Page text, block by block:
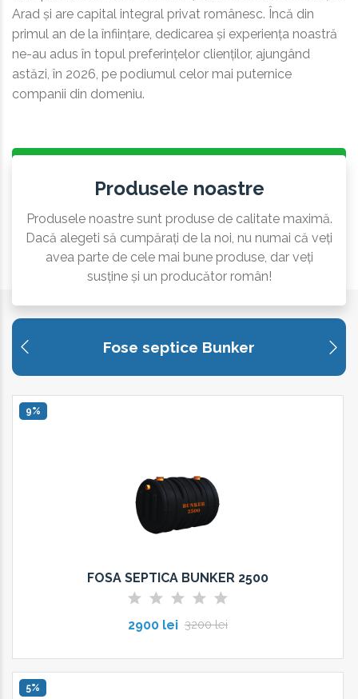
Arad și are capital integral privat românesc. Încă din
primul an de la înființare, dedicarea și experiența noastră
ne-au adus în topul preferințelor clienților, ajungând
astăzi, în 2026, pe podiumul celor mai puternice
companii din domeniu.
Produsele noastre
Produsele noastre sunt produse de calitate maximă.
Dacă alegeti să cumpărați de la noi, nu numai că veți
avea parte de cele mai bune produse, dar veți
susține și un producător român!
Fose septice Bunker
9%
FOSA SEPTICA BUNKER 2500
3200 lei
2900 lei
5%